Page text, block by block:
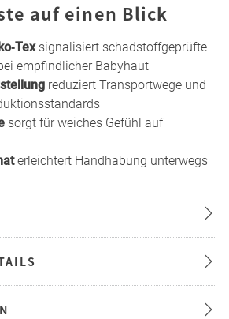
auf einen Blick
signalisiert schadstoffgeprüfte
empfindlicher Babyhaut
reduziert Transportwege und
sorgt für weiches Gefühl auf
erleichtert Handhabung unterwegs